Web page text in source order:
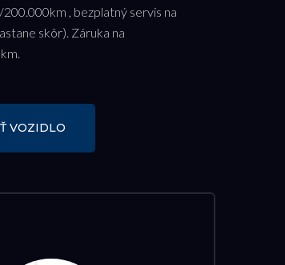
, bezplatný servis na
skôr). Záruka na
DOPYTOVAŤ VOZIDLO